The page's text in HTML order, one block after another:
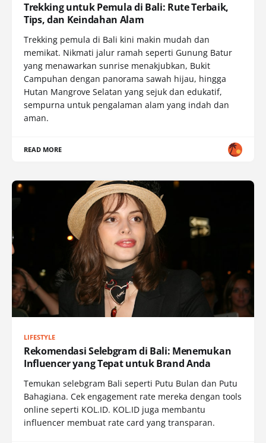
Trekking untuk Pemula di Bali: Rute Terbaik,
Tips, dan Keindahan Alam
Trekking pemula di Bali kini makin mudah dan
memikat. Nikmati jalur ramah seperti Gunung Batur
yang menawarkan sunrise menakjubkan, Bukit
Campuhan dengan panorama sawah hijau, hingga
Hutan Mangrove Selatan yang sejuk dan edukatif,
sempurna untuk pengalaman alam yang indah dan
aman.
READ MORE
LIFESTYLE
Rekomendasi Selebgram di Bali: Menemukan
Influencer yang Tepat untuk Brand Anda
Temukan selebgram Bali seperti Putu Bulan dan Putu
Bahagiana. Cek engagement rate mereka dengan tools
online seperti KOL.ID. KOL.ID juga membantu
influencer membuat rate card yang transparan.